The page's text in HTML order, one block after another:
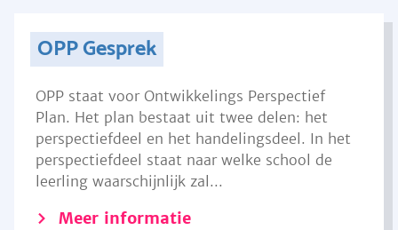
OPP Gesprek
OPP staat voor Ontwikkelings Perspectief
Plan. Het plan bestaat uit twee delen: het
perspectiefdeel en het handelingsdeel. In het
perspectiefdeel staat naar welke school de
leerling waarschijnlijk zal...
Meer informatie